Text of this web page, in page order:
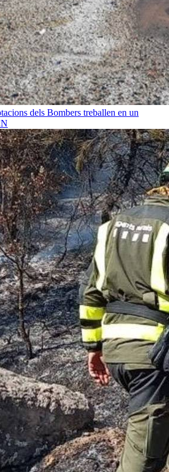
dels Bombers treballen en un